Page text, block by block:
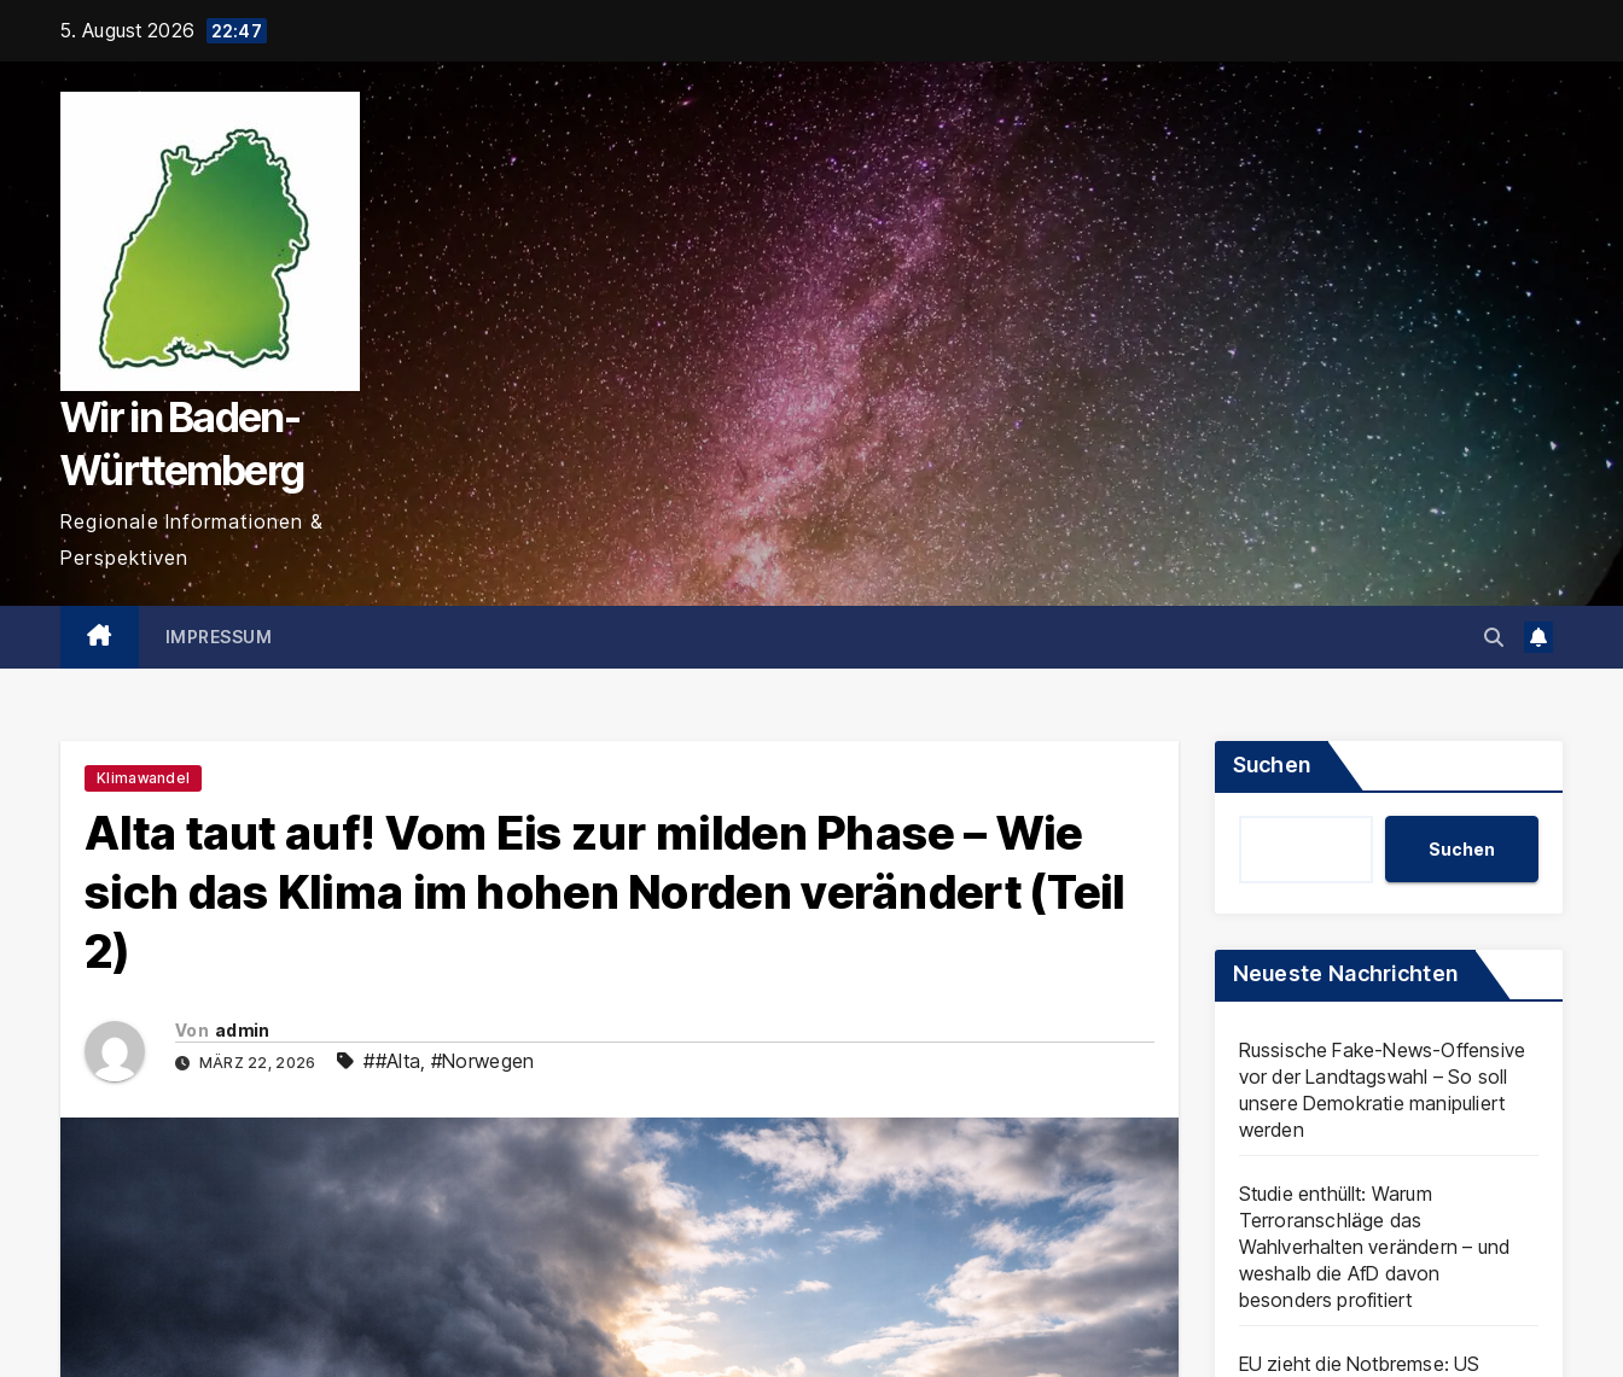
springen
5. August 2026 22:47
Wir in Baden-
Württemberg
Regionale Informationen &
Perspektiven
IMPRESSUM
Klimawandel
Alta taut auf! Vom Eis zur milden Phase – Wie
sich das Klima im hohen Norden verändert (Teil
2)
Von admin
MÄRZ 22, 2026 ##Alta, #Norwegen
Suchen
Suchen
Neueste Nachrichten
Russische Fake-News-Offensive
vor der Landtagswahl – So soll
unsere Demokratie manipuliert
werden
Studie enthüllt: Warum
Terroranschläge das
Wahlverhalten verändern – und
weshalb die AfD davon
besonders profitiert
EU zieht die Notbremse: US